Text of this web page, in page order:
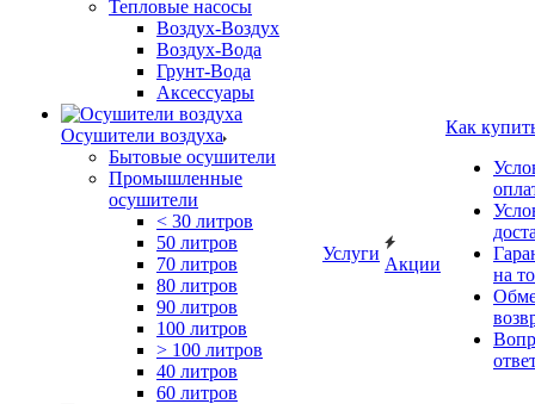
Тепловые насосы
Воздух-Воздух
Воздух-Вода
Грунт-Вода
Аксессуары
Осушители воздуха
Бытовые осушители
Промышленные
осушители
< 30 литров
50 литров
70 литров
80 литров
90 литров
100 литров
> 100 литров
40 литров
60 литров
Услуги
Акции
Как
на